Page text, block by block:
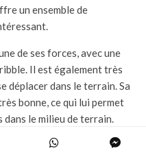
un ensemble de
de ses forces, avec une
Il est également très
déplacer dans le terrain. Sa
bonne, ce qui lui permet
le milieu de terrain.
intéressantes de Vinicius